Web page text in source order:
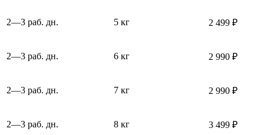
2—3 раб. дн. 5 кг 2 499 ₽
2—3 раб. дн. 6 кг 2 990 ₽
2—3 раб. дн. 7 кг 2 990 ₽
2—3 раб. дн. 8 кг 3 499 ₽